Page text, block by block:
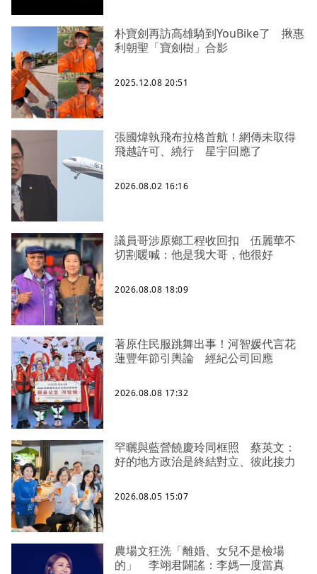
朴寶劍再訪高雄騎到YouBike了 揪惠
利朝聖「寶劍樹」合影
2025.12.08 20:51
張國煒執飛布拉格首航！網傳未取得
飛越許可、繞行 星宇回應了
2026.08.02 16:16
議員哥涉原鄉工程收回扣 伍麗華不
切割暖喊：他是我大哥，他很好
2026.08.08 18:09
著原住民服跳舞出事！河智媛代言花
蓮豐年節引輿論 經紀公司回應
2026.08.08 17:32
罕曬與藍營饒慶玲同框照 蔡英文：
好的地方政治是終結對立、彼此接力
2026.08.05 15:07
農場文狂洗「離婚、女兒不是檢場
的」 李翊君闢謠：李媽一度當真